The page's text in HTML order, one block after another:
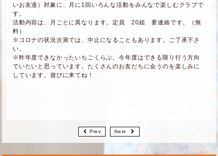
いお友達）対象に、月に1回いろんな活動をみんなで楽しむクラブで
す。
活動内容は、月ごとに異なります。定員 20組 要連絡です。（無
料）
※コロナの状況次第では、中止になることもあります。ご了承下さ
い。
※昨年度できなかったいちごくらぶ。今年度はできる限り行う方向
でいたいと思っています。たくさんのお友だちに会うのを楽しみに
しています。遊びに来てね！
Prev Next